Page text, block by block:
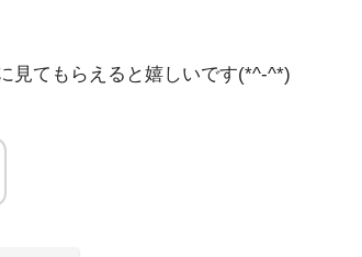
見てもらえると嬉しいです(*^-^*)